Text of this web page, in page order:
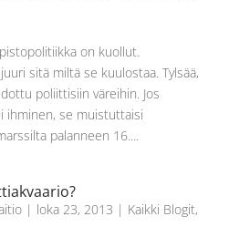
on kuollut.
sitä miltä se kuulostaa. Tylsää,
poliittisiin väreihin. Jos
ihminen, se muistuttaisi
palanneen 16....
| loka 23, 2013 | Kaikki Blogit,